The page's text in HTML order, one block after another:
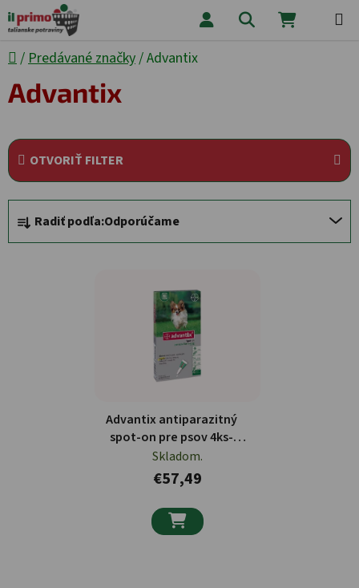
Prejsť na obsah Hľadať
Domov
/ Predávané značky/Advantix
Advantix
OTVORIŤ FILTER
Radenie produktov
Radiť podľa:Odporúčame
Advantix antiparazitný
spot‑on pre psov 4ks-
0,4ml
Skladom.
€57,49
